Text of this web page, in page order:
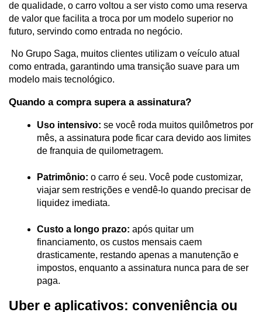
de qualidade, o carro voltou a ser visto como uma reserva
de valor que facilita a troca por um modelo superior no
futuro, servindo como entrada no negócio.
No Grupo Saga, muitos clientes utilizam o veículo atual
como entrada, garantindo uma transição suave para um
modelo mais tecnológico.
Quando a compra supera a assinatura?
Uso intensivo: se você roda muitos quilômetros por
mês, a assinatura pode ficar cara devido aos limites
de franquia de quilometragem.
Patrimônio: o carro é seu. Você pode customizar,
viajar sem restrições e vendê-lo quando precisar de
liquidez imediata.
Custo a longo prazo: após quitar um
financiamento, os custos mensais caem
drasticamente, restando apenas a manutenção e
impostos, enquanto a assinatura nunca para de ser
paga.
Uber e aplicativos: conveniência ou